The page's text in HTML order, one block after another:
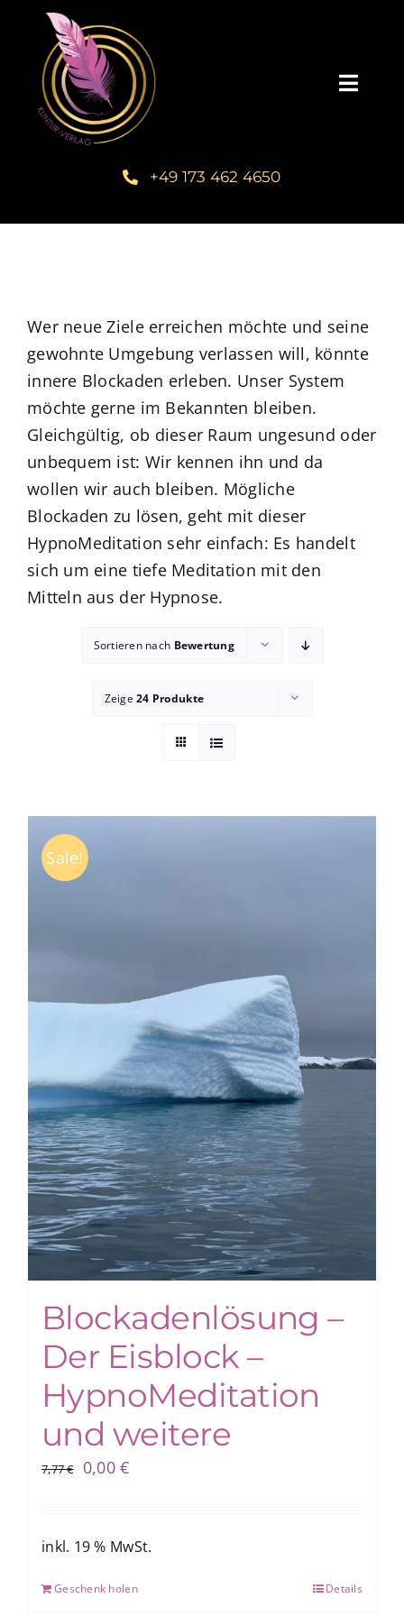
springen
Verlegerin Deborah Bichlmeier
Schreibmentoring – Masterclass
Blog
zum Buchhandel
+49 173 462 4650
Wer neue Ziele erreichen möchte und seine
gewohnte Umgebung verlassen will, könnte
innere Blockaden erleben. Unser System
möchte gerne im Bekannten bleiben.
Gleichgültig, ob dieser Raum ungesund oder
unbequem ist: Wir kennen ihn und da
wollen wir auch bleiben. Mögliche
Blockaden zu lösen, geht mit dieser
HypnoMeditation sehr einfach: Es handelt
sich um eine tiefe Meditation mit den
Mitteln aus der Hypnose.
Sortieren nach Bewertung
Zeige24 Produkte
Sale!
Blockadenlösung –
Der Eisblock –
HypnoMeditation
und weitere
7,77€
Ursprünglicher
7,77 €
0,00€Aktueller
0,00 €.
inkl. 19 % MwSt.
Geschenk holen Details